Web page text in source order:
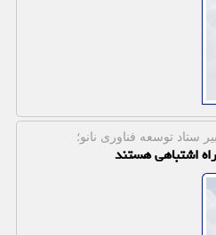
ستاد توسعه فناوری نانو؛
اشتباهی هستند